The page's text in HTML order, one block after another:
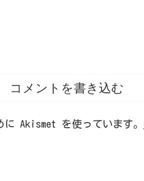
コメントを書き込む
に Akismet を使っています。